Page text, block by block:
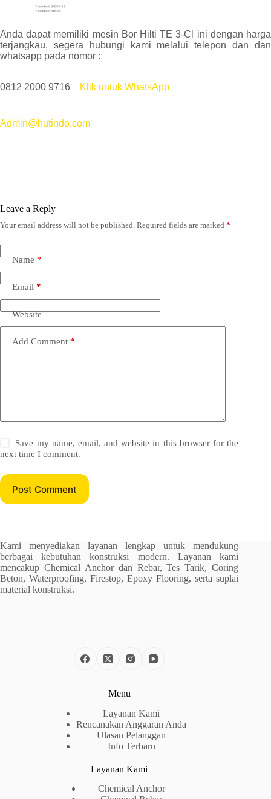
Anda dapat memiliki mesin Bor Hilti TE 3-Cl ini dengan harga
terjangkau, segera hubungi kami melalui telepon dan dan
whatsapp pada nomor :
0812 2000 9716 Klik untuk WhatsApp
Admin@hutindo.com
Leave a Reply
Your email address will not be published. Required fields are marked *
Name*
Email*
Website
Add Comment *
Save my name, email, and website in this browser for the
next time I comment.
Post Comment
Kami menyediakan layanan lengkap untuk mendukung
berbagai kebutuhan konstruksi modern. Layanan kami
mencakup Chemical Anchor dan Rebar, Tes Tarik, Coring
Beton, Waterproofing, Firestop, Epoxy Flooring, serta suplai
material konstruksi.
Menu
Layanan Kami
Rencanakan Anggaran Anda
Ulasan Pelanggan
Info Terbaru
Layanan Kami
Chemical Anchor